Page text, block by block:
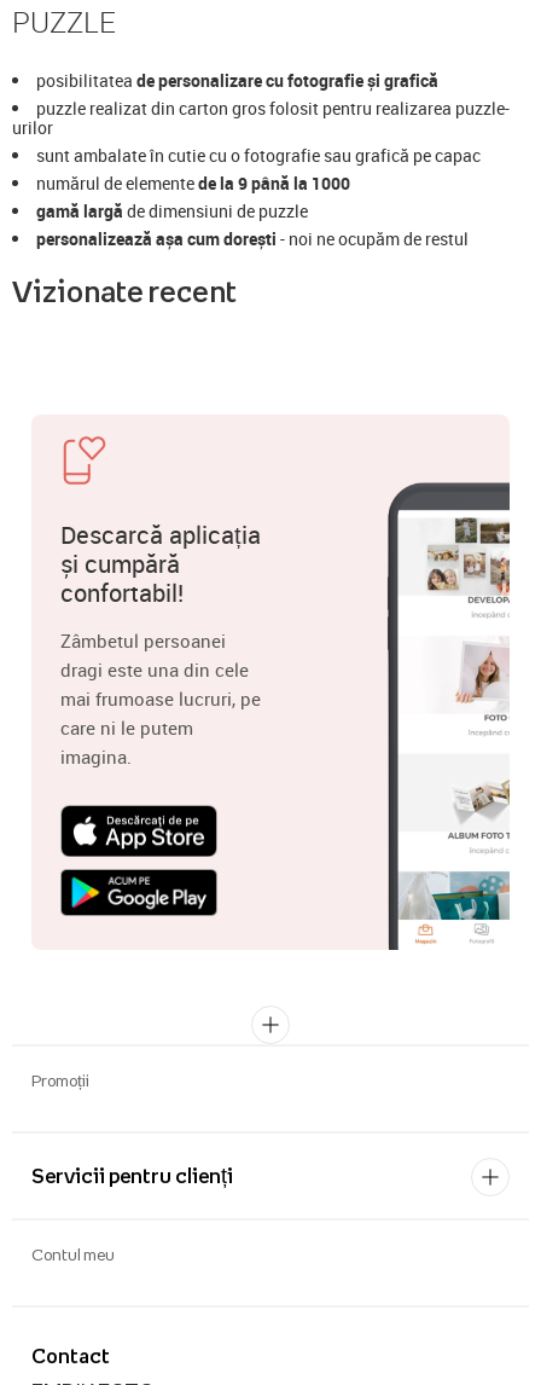
PUZZLE
posibilitatea de personalizare cu fotografie și grafică
puzzle realizat din carton gros folosit pentru realizarea puzzle-
urilor
sunt ambalate în cutie cu o fotografie sau grafică pe capac
numărul de elementede la 9până la 1000
gamă largă de dimensiuni de puzzle
personalizează așa cum dorești - noi ne ocupăm de restul
Vizionate recent
Descarcă aplicația
și cumpără
confortabil!
Zâmbetul persoanei
dragi este una din cele
mai frumoase lucruri, pe
care ni le putem
imagina.
Promoții
Servicii pentru clienți
Contact
Contul meu